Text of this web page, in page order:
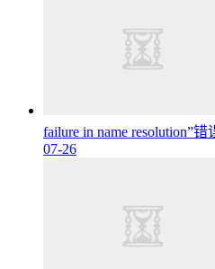
failure in name resolution”
07-26